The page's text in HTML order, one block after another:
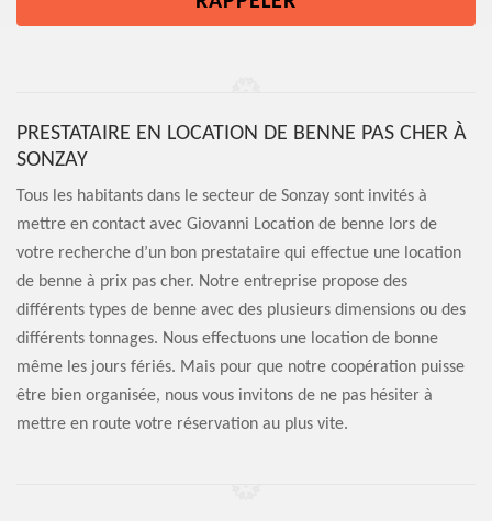
PRESTATAIRE EN LOCATION DE BENNE PAS CHER À
SONZAY
Tous les habitants dans le secteur de Sonzay sont invités à
mettre en contact avec Giovanni Location de benne lors de
votre recherche d’un bon prestataire qui effectue une location
de benne à prix pas cher. Notre entreprise propose des
différents types de benne avec des plusieurs dimensions ou des
différents tonnages. Nous effectuons une location de bonne
même les jours fériés. Mais pour que notre coopération puisse
être bien organisée, nous vous invitons de ne pas hésiter à
mettre en route votre réservation au plus vite.